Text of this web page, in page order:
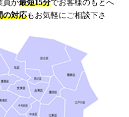
員が最短15分でお客様のもとへ
の対応もお気軽にご相談下さ